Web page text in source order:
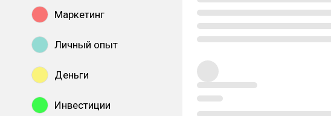
Маркетинг
Личный опыт
Деньги
Инвестиции